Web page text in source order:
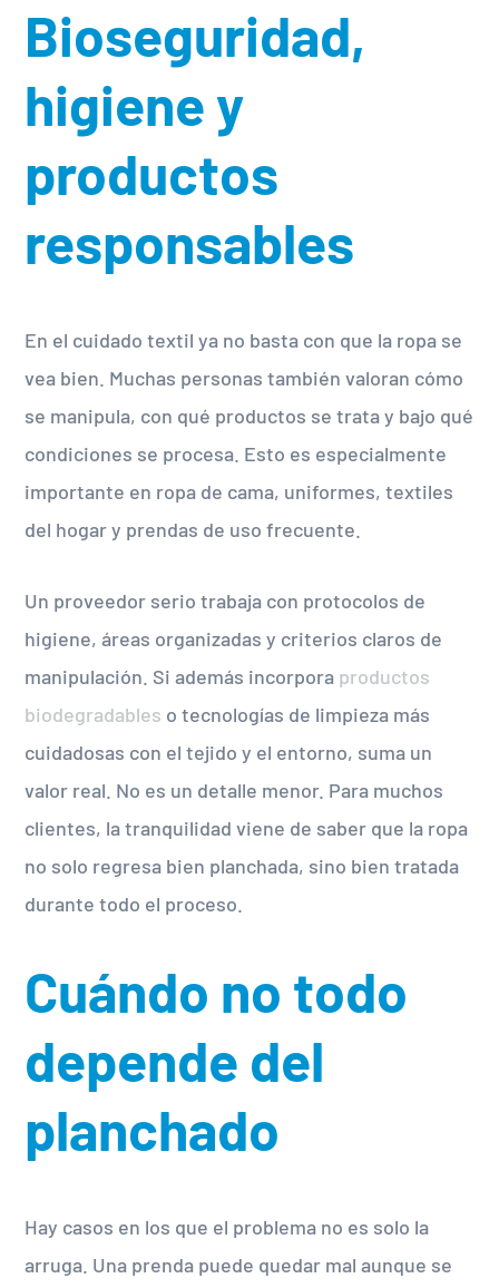
Bioseguridad,
higiene y
productos
responsables
En el cuidado textil ya no basta con que la ropa se
vea bien. Muchas personas también valoran cómo
se manipula, con qué productos se trata y bajo qué
condiciones se procesa. Esto es especialmente
importante en ropa de cama, uniformes, textiles
del hogar y prendas de uso frecuente.
Un proveedor serio trabaja con protocolos de
higiene, áreas organizadas y criterios claros de
manipulación. Si además incorpora productos
biodegradables o tecnologías de limpieza más
cuidadosas con el tejido y el entorno, suma un
valor real. No es un detalle menor. Para muchos
clientes, la tranquilidad viene de saber que la ropa
no solo regresa bien planchada, sino bien tratada
durante todo el proceso.
Cuándo no todo
depende del
planchado
Hay casos en los que el problema no es solo la
arruga. Una prenda puede quedar mal aunque se